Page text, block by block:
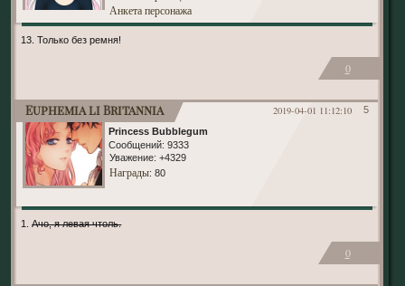
Анкета персонажа
13. Только без ремня!
0
5
2019-04-01 11:12:10
Euphemia li Britannia
Princess Bubblegum
Сообщений: 9333
Уважение: +4329
Награды: 80
1.Ачо, я левая чтоль.
0